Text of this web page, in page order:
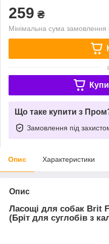
259 ₴
Мінімальна сума
Що таке купити з
Замовлення під
Опис Характеристики
Опис
Ласощі для собак Brit
(Бріт для суглобів з